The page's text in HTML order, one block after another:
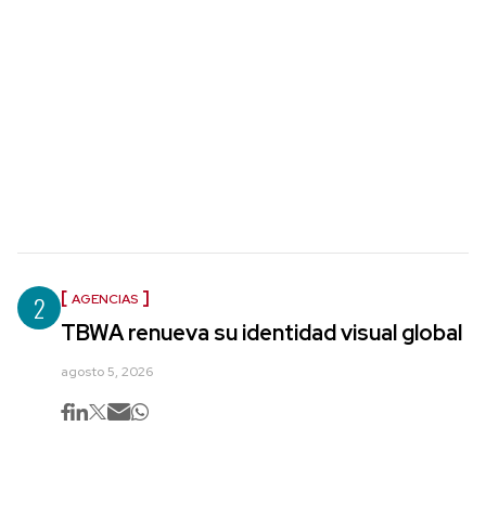
2 AGENCIAS
TBWA renueva su identidad visual global
agosto 5, 2026